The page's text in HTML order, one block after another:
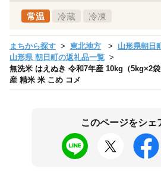
常温 冷蔵 冷凍
まちから探す 東北地方
山形県朝日
山形県 朝日町の返礼品一覧
無洗米 はえぬき 令和7年産 10kg（5kg×2
産 精米 米 こめ コメ
このページをシェ